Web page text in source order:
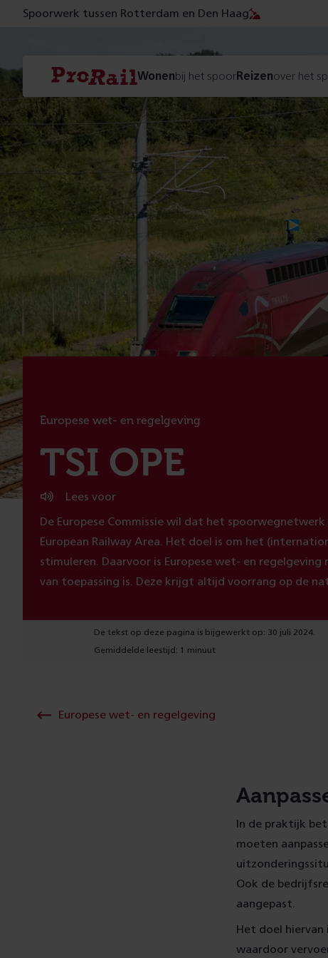
Spoorwerk tussen Rotterdam en Den Haag
Navigatie
Homepage
ProRail
Wonenbij het spoorReizenover het
Europese wet- en regelgeving
:
TSI OPE
Lees voor
De Europese Commissie wil dat het
European Railway Area. Het doel is om het
stimuleren. Daarvoor is Europese wet- en
van toepassing is. Deze krijgt altijd voorrang op de
De tekst op deze pagina is bijgewerkt op: 30 juli 2024.
Gemiddelde leestijd: 1 minuut
Europese wet- en regelgeving
In de praktijk
moeten
Ook de
aangepast.
Het doel hiervan
waardoor